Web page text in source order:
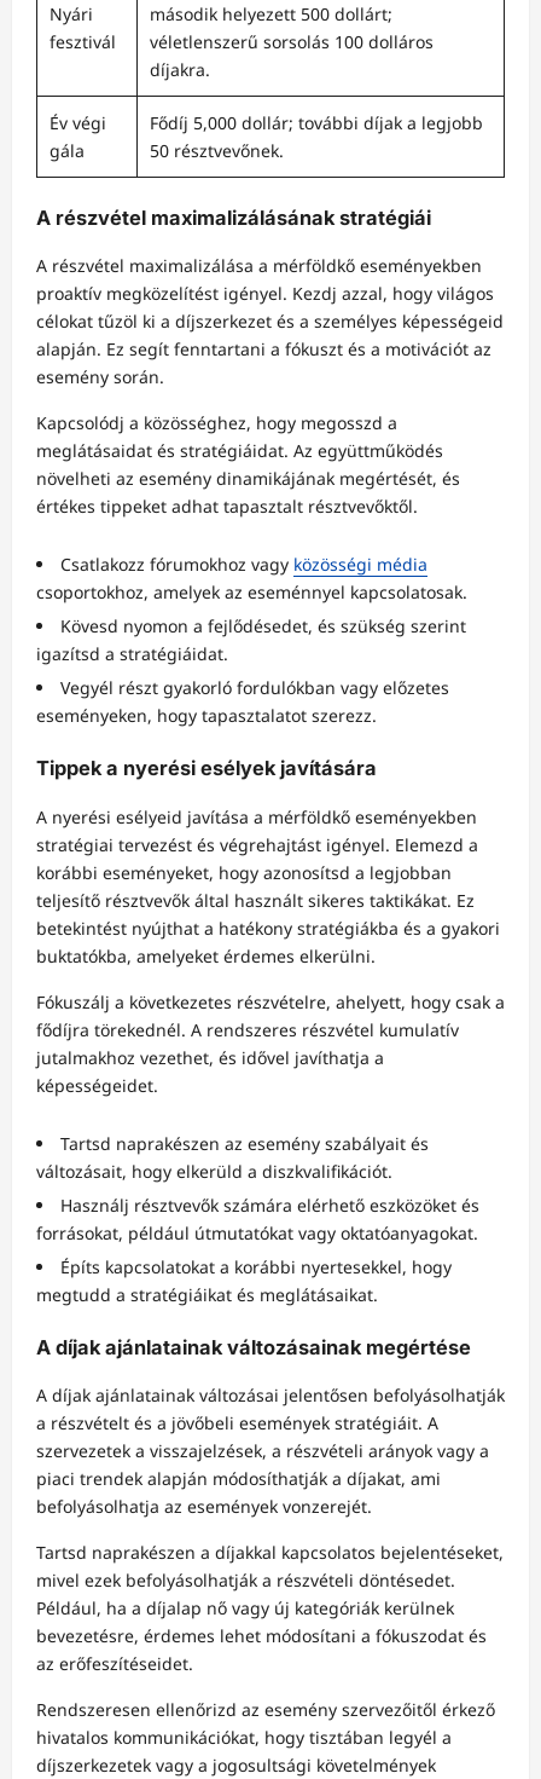
Nyári
fesztivál
második helyezett 500 dollárt;
véletlenszerű sorsolás 100 dolláros
díjakra.
Év végi
gála
Fődíj 5,000 dollár; további díjak a legjobb
50 résztvevőnek.
A részvétel maximalizálásának stratégiái
A részvétel maximalizálása a mérföldkő eseményekben
proaktív megközelítést igényel. Kezdj azzal, hogy világos
célokat tűzöl ki a díjszerkezet és a személyes képességeid
alapján. Ez segít fenntartani a fókuszt és a motivációt az
esemény során.
Kapcsolódj a közösséghez, hogy megosszd a
meglátásaidat és stratégiáidat. Az együttműködés
növelheti az esemény dinamikájának megértését, és
értékes tippeket adhat tapasztalt résztvevőktől.
Csatlakozz fórumokhoz vagy közösségi média
csoportokhoz, amelyek az eseménnyel kapcsolatosak.
Kövesd nyomon a fejlődésedet, és szükség szerint
igazítsd a stratégiáidat.
Vegyél részt gyakorló fordulókban vagy előzetes
eseményeken, hogy tapasztalatot szerezz.
Tippek a nyerési esélyek javítására
A nyerési esélyeid javítása a mérföldkő eseményekben
stratégiai tervezést és végrehajtást igényel. Elemezd a
korábbi eseményeket, hogy azonosítsd a legjobban
teljesítő résztvevők által használt sikeres taktikákat. Ez
betekintést nyújthat a hatékony stratégiákba és a gyakori
buktatókba, amelyeket érdemes elkerülni.
Fókuszálj a következetes részvételre, ahelyett, hogy csak a
fődíjra törekednél. A rendszeres részvétel kumulatív
jutalmakhoz vezethet, és idővel javíthatja a
képességeidet.
Tartsd naprakészen az esemény szabályait és
változásait, hogy elkerüld a diszkvalifikációt.
Használj résztvevők számára elérhető eszközöket és
forrásokat, például útmutatókat vagy oktatóanyagokat.
Építs kapcsolatokat a korábbi nyertesekkel, hogy
megtudd a stratégiáikat és meglátásaikat.
A díjak ajánlatainak változásainak megértése
A díjak ajánlatainak változásai jelentősen befolyásolhatják
a részvételt és a jövőbeli események stratégiáit. A
szervezetek a visszajelzések, a részvételi arányok vagy a
piaci trendek alapján módosíthatják a díjakat, ami
befolyásolhatja az események vonzerejét.
Tartsd naprakészen a díjakkal kapcsolatos bejelentéseket,
mivel ezek befolyásolhatják a részvételi döntésedet.
Például, ha a díjalap nő vagy új kategóriák kerülnek
bevezetésre, érdemes lehet módosítani a fókuszodat és
az erőfeszítéseidet.
Rendszeresen ellenőrizd az esemény szervezőitől érkező
hivatalos kommunikációkat, hogy tisztában legyél a
díjszerkezetek vagy a jogosultsági követelmények